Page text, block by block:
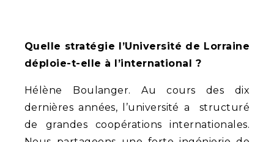
Quelle stratégie l’Université de Lorraine
déploie-t-elle à l’international ?
Hélène Boulanger. Au cours des dix
dernières années, l’université a structuré
de grandes coopérations internationales.